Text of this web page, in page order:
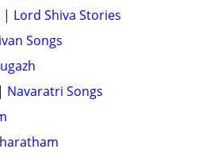
Lord Shiva Stories
Songs
Navaratri Songs